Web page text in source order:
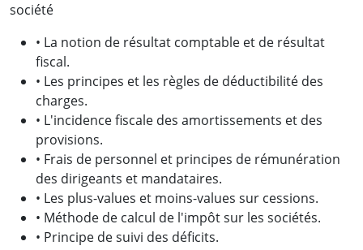
société
• La notion de résultat comptable et de résultat
fiscal.
• Les principes et les règles de déductibilité des
charges.
• L'incidence fiscale des amortissements et des
provisions.
• Frais de personnel et principes de rémunération
des dirigeants et mandataires.
• Les plus-values et moins-values sur cessions.
• Méthode de calcul de l'impôt sur les sociétés.
• Principe de suivi des déficits.